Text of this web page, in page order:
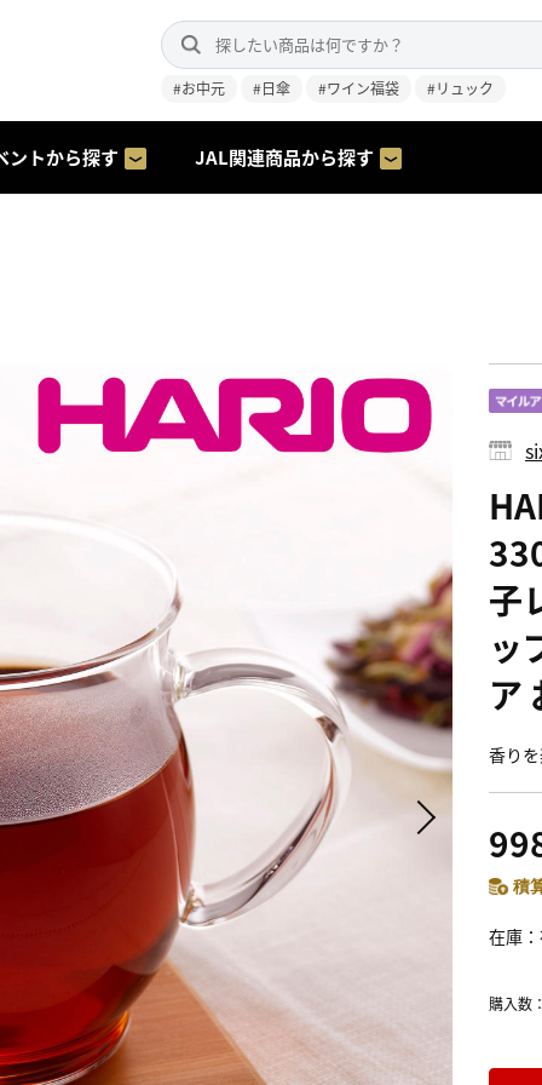
#お中元 #日傘 #ワイン福袋 #リュック
ントから探す JAL関連商品から探す
子
ッ
ア
香り
積
在庫
購入数